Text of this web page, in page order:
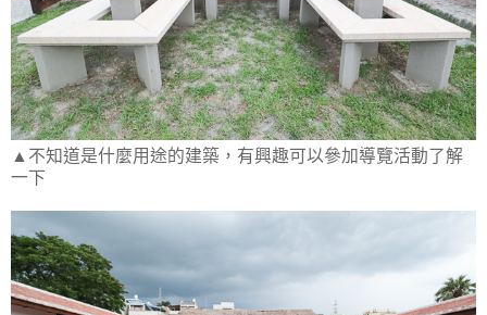
▲不知道是什麼用途的建築，有興趣可以參加導覽活動了解
一下